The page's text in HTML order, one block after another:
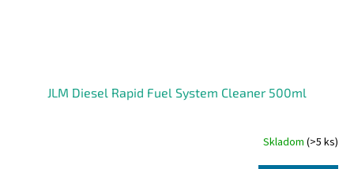
JLM Diesel Rapid Fuel System Cleaner 500ml
Skladom (>5 ks)